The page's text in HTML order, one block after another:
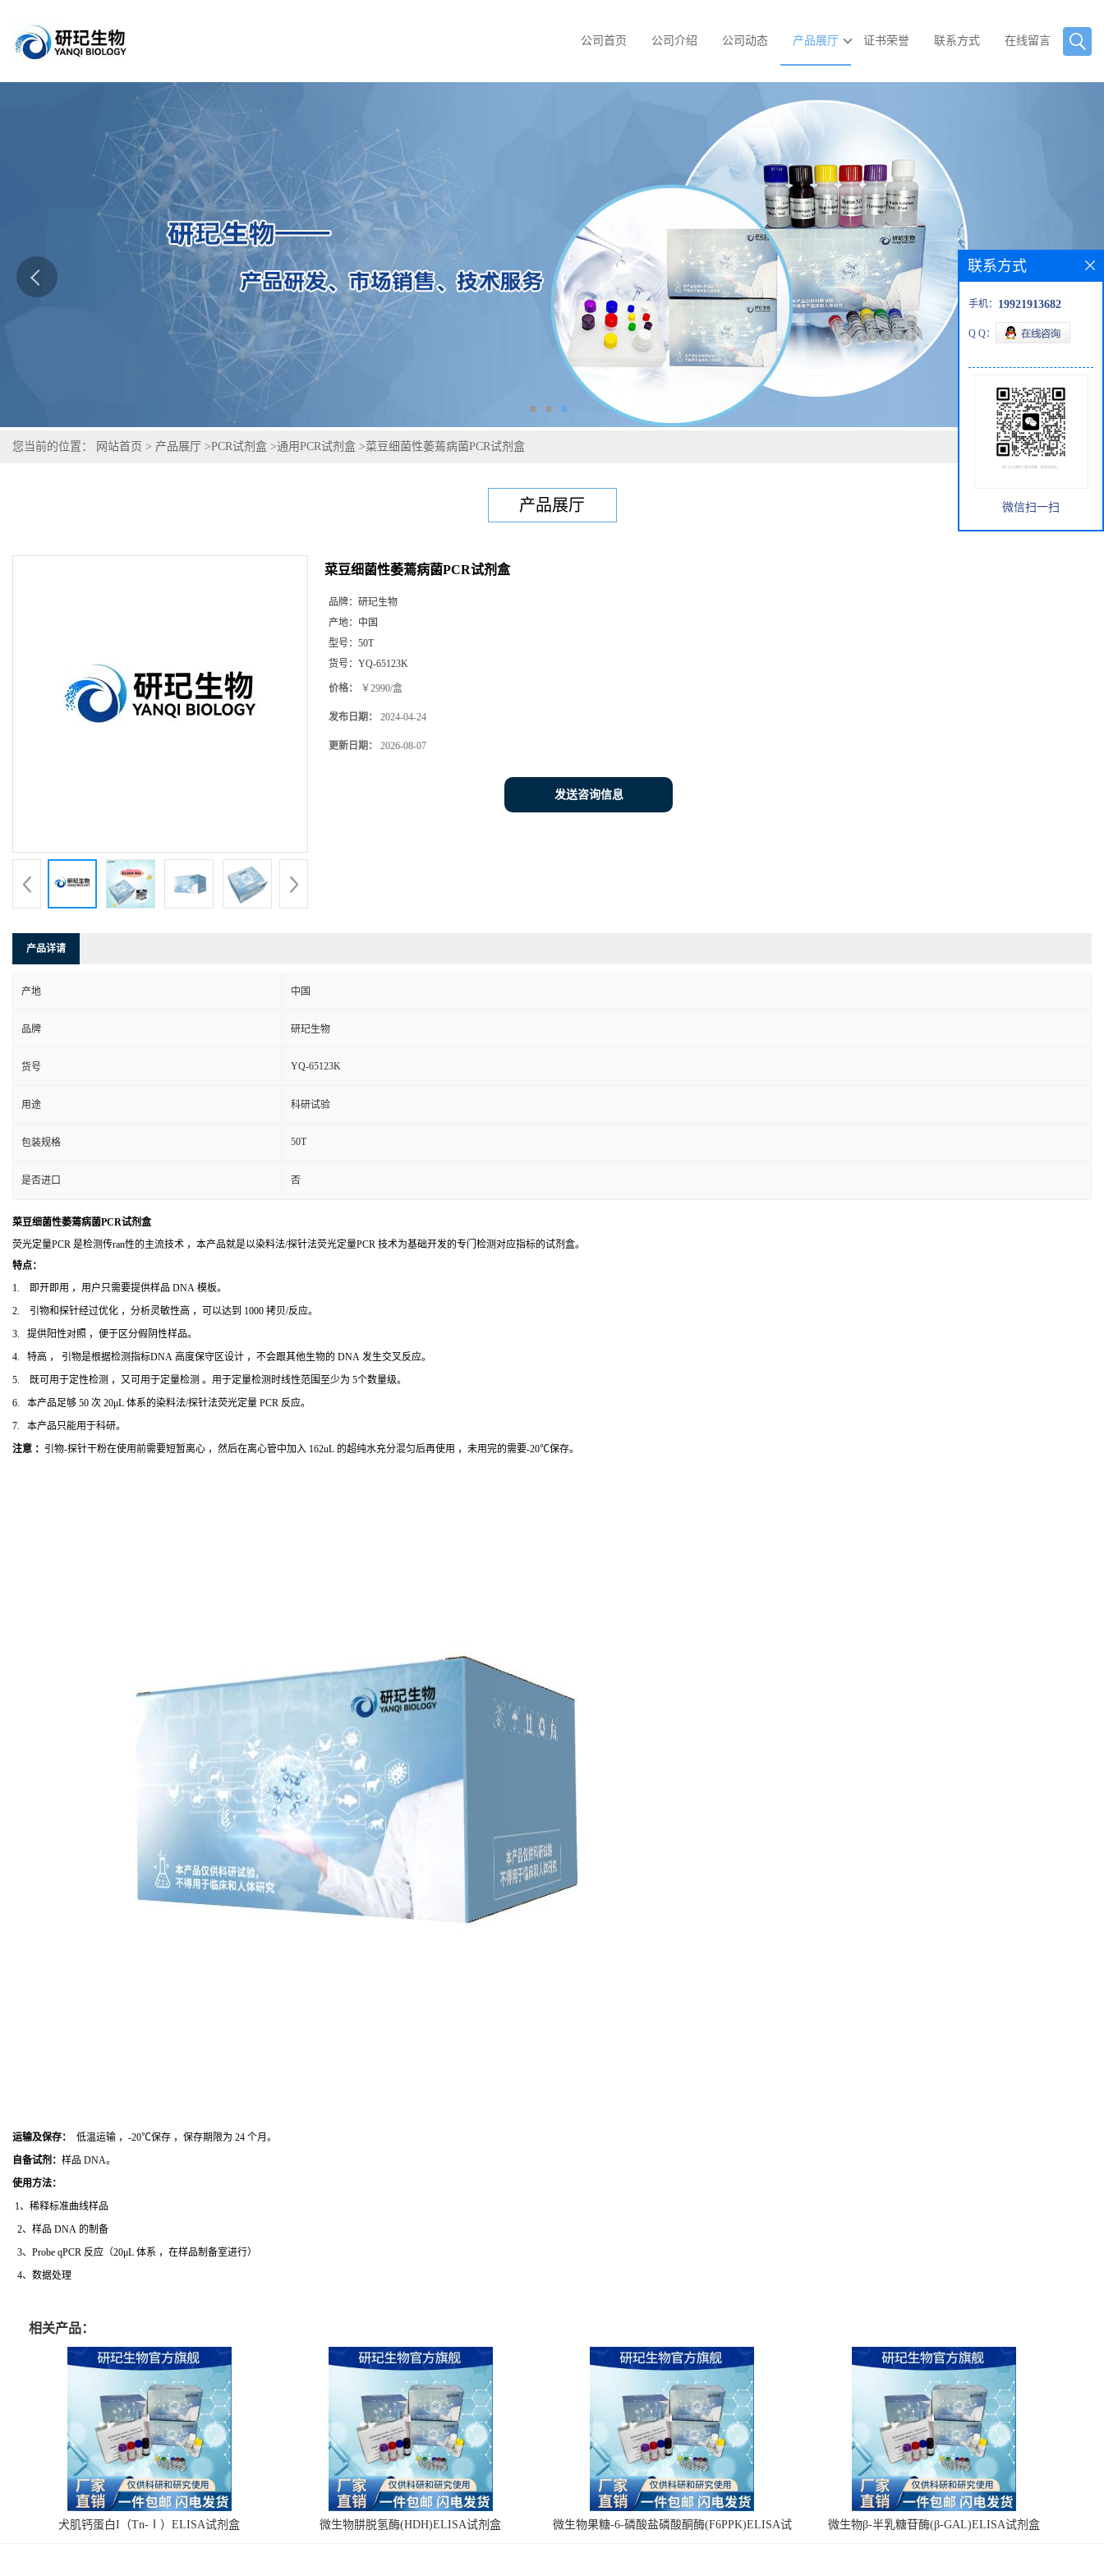
公司首页 公司介绍 公司动态 产品展厅 证书荣誉 联系方式 在线留言
您当前的位置： 网站首页 > 产品展厅 >PCR试剂盒 >通用PCR试剂盒 >菜豆细菌性萎蔫病菌PCR试剂盒
产品展厅
菜豆细菌性萎蔫病菌PCR试剂盒
品牌： 研玘生物
产地： 中国
型号： 50T
货号： YQ-65123K
价格： ￥2990/盒
发布日期： 2024-04-24
更新日期： 2026-08-07
发送咨询信息
产品详请
产地 中国
品牌 研玘生物
货号 YQ-65123K
用途 科研试验
包装规格 50T
是否进口 否
菜豆细菌性萎蔫病菌PCR试剂盒
荧光定量PCR 是检测传ran性的主流技术 ，本产品就是以染料法/探针法荧光定量PCR 技术为基础开发的专门检测对应指标的试剂盒。
特点：
1. 即开即用 ，用户只需要提供样品 DNA 模板。
2. 引物和探针经过优化 ，分析灵敏性高 ，可以达到 1000 拷贝/反应。
3. 提供阳性对照 ，便于区分假阴性样品。
4. 特高 ， 引物是根据检测指标DNA 高度保守区设计 ，不会跟其他生物的 DNA 发生交叉反应。
5. 既可用于定性检测 ，又可用于定量检测 。用于定量检测时线性范围至少为 5个数量级。
6. 本产品足够 50 次 20μL 体系的染料法/探针法荧光定量 PCR 反应。
7. 本产品只能用于科研。
注意 ： 引物-探针干粉在使用前需要短暂离心 ，然后在离心管中加入 162uL 的超纯水充分混匀后再使用 ，未用完的需要-20℃保存。
运输及保存：
低温运输 ，-20℃保存 ，保存期限为 24 个月。
自备试剂： 样品 DNA。
使用方法：
1、稀释标准曲线样品
2、样品 DNA 的制备
3、Probe qPCR 反应（20μL 体系 ，在样品制备室进行）
4、数据处理
相关产品：
犬肌钙蛋白I（Tn-Ⅰ）ELISA试剂盒 微生物肼脱氢酶(HDH)ELISA试剂盒
微生物果糖-6-磷酸盐磷酸酮酶(F6PPK)ELISA试
微生物β-半乳糖苷酶(β-GAL)ELISA试剂盒
联系方式
手机： 19921913682
Q Q：
微信扫一扫